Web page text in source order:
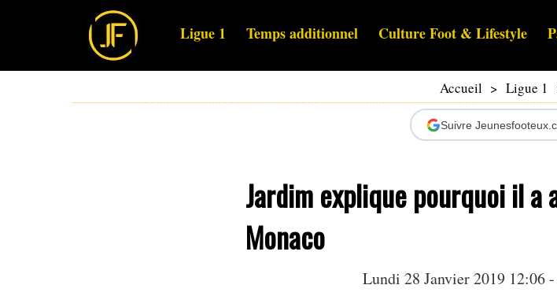
Ligue 1 Temps additionnel Culture Foot & Lifestyle
Accueil > Ligue 1
Suivre
Jardim explique pourquoi il a
Monaco
Lundi 28 Janvier 2019 12:06